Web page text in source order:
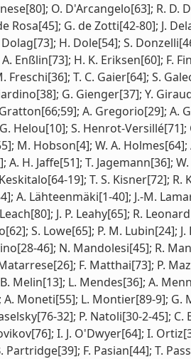
O. D'Arcangelo[63]; R. D.
Rosa[45]; G. de Zotti[42-80]; J.
H. Dole[54]; S.
Enßlin[73]; H. K. Eriksen[60]; F.
Freschi[36]; T. C. Gaier[64]; S.
G. Gienger[37]; Y.
A. Gregorio[29]; A.
Helou[10]; S. Henrot-
M. Hobson[4]; W. A.
H. Jaffe[51]; T. Jagemann[36];
19]; T. S. Kisner[72];
A. Lähteenmäki[1-40]; J.-M.
J. P. Leahy[65]; R.
S. Lowe[65]; P. M. Lubin[24];
46]; N. Mandolesi[45]; R.
F. Matthai[73]; P.
Melin[13]; L. Mendes[36]; A.
A. Moneti[55]; L. Montier[89-9];
32]; P. Natoli[30-2-45];
I. J. O'Dwyer[64]; I.
Partridge[39]; F. Pasian[44]; T.